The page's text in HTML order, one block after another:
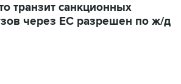
транзит санкционных
через ЕС разрешен по ж/д